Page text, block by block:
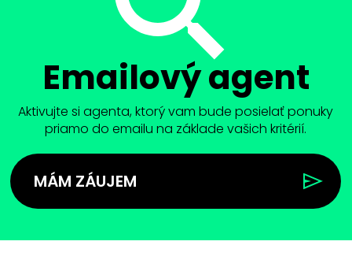
Emailový agent
Aktivujte si agenta, ktorý vam bude posielať ponuky
priamo do emailu na základe vašich kritérií.
MÁM ZÁUJEM